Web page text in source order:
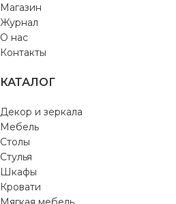
Магазин
Журнал
О нас
Контакты
КАТАЛОГ
Декор и зеркала
Мебель
Столы
Стулья
Шкафы
Кровати